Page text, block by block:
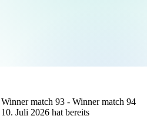
Winner match 93 - Winner match 94
10. Juli 2026 hat bereits